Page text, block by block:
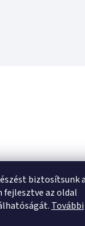
biztosítsunk
az oldal
További